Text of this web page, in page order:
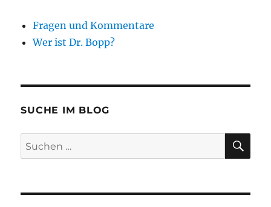
Fragen und Kommentare
Wer ist Dr. Bopp?
SUCHE IM BLOG
Suchen
nach: